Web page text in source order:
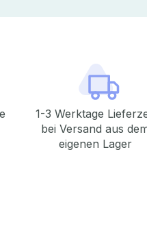
1-3 Werktage
bei Versand aus
eigenen Lager